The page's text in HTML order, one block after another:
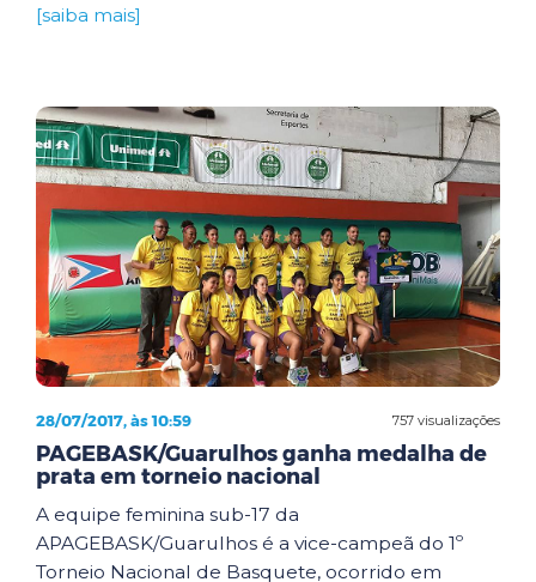
[saiba mais]
757 visualizações
28/07/2017, às 10:59
PAGEBASK/Guarulhos ganha medalha de
prata em torneio nacional
A equipe feminina sub-17 da
APAGEBASK/Guarulhos é a vice-campeã do 1º
Torneio Nacional de Basquete, ocorrido em